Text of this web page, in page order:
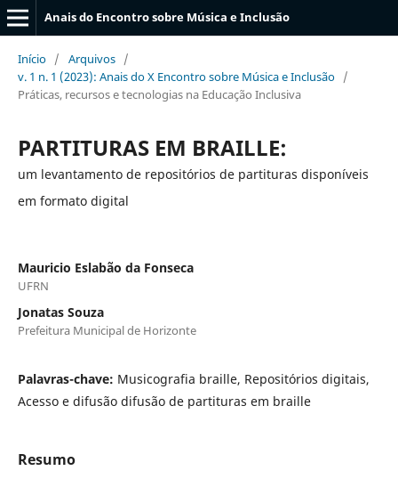
Anais do Encontro sobre Música e Inclusão
Início / Arquivos /
v. 1 n. 1 (2023): Anais do X Encontro sobre Música e Inclusão /
Práticas, recursos e tecnologias na Educação Inclusiva
PARTITURAS EM BRAILLE:
um levantamento de repositórios de partituras disponíveis
em formato digital
Mauricio Eslabão da Fonseca
UFRN
Jonatas Souza
Prefeitura Municipal de Horizonte
Palavras-chave: Musicografia braille, Repositórios digitais,
Acesso e difusão difusão de partituras em braille
Resumo